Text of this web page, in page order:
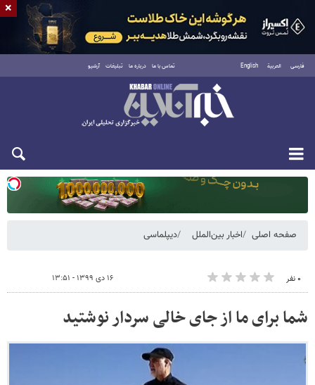
فارسی العربية English تماس با ما درباره ما تبلیغات آرشیو
دوشنبه ۱۹ مرداد ۱۴۰۵
صفحه اصلی اخبار بین‌الملل دیپلماسی
۰ نفر ۱۶ دی ۱۳۹۹ - ۱۳:۵۱
شما برای ما از جای خالی سردار نوشتید
×